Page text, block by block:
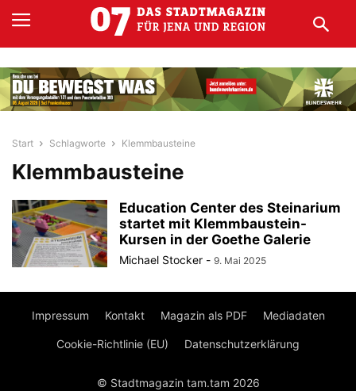
Start Schlagworte Klemmbausteine
Klemmbausteine
Education Center des Steinarium
startet mit Klemmbaustein-
Kursen in der Goethe Galerie
Michael Stocker - 9. Mai 2025
Impressum Kontakt Magazin als PDF Mediadaten
Cookie-Richtlinie (EU) Datenschutzerklärung
© Stadtmagazin tam.tam 2026